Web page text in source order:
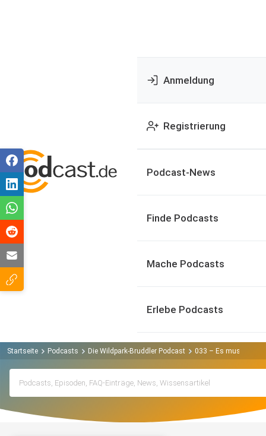
Anmeldung
Registrierung
Podcast-News
Finde Podcasts
Mache Podcasts
Erlebe Podcasts
Startseite Podcasts Die Wildpark-Bruddler Podcast 033 – Es muss